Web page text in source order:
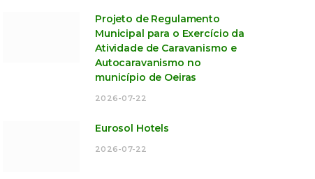
Projeto de Regulamento
Municipal para o Exercício da
Atividade de Caravanismo e
Autocaravanismo no
município de Oeiras
2026-07-22
Eurosol Hotels
2026-07-22